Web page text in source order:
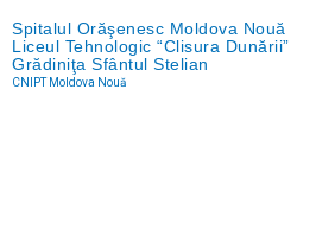
Spitalul Orăşenesc Moldova Nouă
Liceul Tehnologic “Clisura Dunării”
Grădiniţa Sfântul Stelian
CNIPT Moldova Nouă